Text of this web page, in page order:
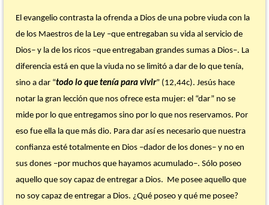
El evangelio contrasta la ofrenda a Dios de una pobre viuda con la
de los Maestros de la Ley –que entregaban su vida al servicio de
Dios– y la de los ricos –que entregaban grandes sumas a Dios–. La
diferencia está en que la viuda no se limitó a dar de lo que tenía,
sino a dar “todo lo que tenía para vivir” (12,44c). Jesús hace
notar la gran lección que nos ofrece esta mujer: el “dar” no se
mide por lo que entregamos sino por lo que nos reservamos. Por
eso fue ella la que más dio. Para dar así es necesario que nuestra
confianza esté totalmente en Dios –dador de los dones– y no en
sus dones –por muchos que hayamos acumulado–. Sólo poseo
aquello que soy capaz de entregar a Dios. Me posee aquello que
no soy capaz de entregar a Dios. ¿Qué poseo y qué me posee?